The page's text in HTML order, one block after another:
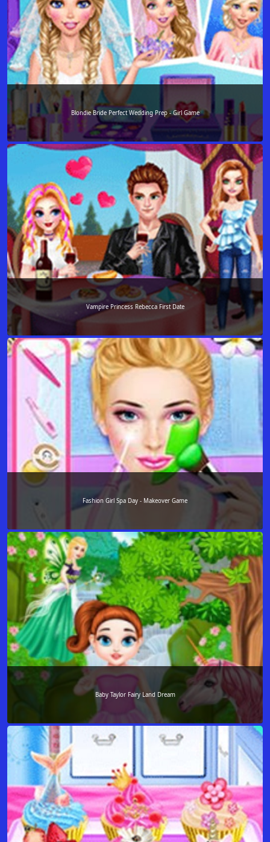
Blondie Bride Perfect Wedding Prep - Girl Game
Vampire Princess Rebecca First Date
Fashion Girl Spa Day - Makeover Game
Baby Taylor Fairy Land Dream